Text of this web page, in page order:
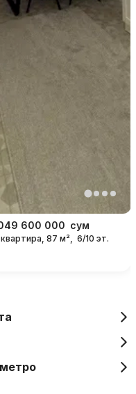
600 000 сум
87 м², 6/10 эт.